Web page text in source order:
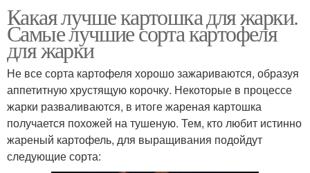
Какая лучше картошка для жарки.
Самые лучшие сорта картофеля
для жарки
Не все сорта картофеля хорошо зажариваются, образуя
аппетитную хрустящую корочку. Некоторые в процессе
жарки разваливаются, в итоге жареная картошка
получается похожей на тушеную. Тем, кто любит истинно
жареный картофель, для выращивания подойдут
следующие сорта: